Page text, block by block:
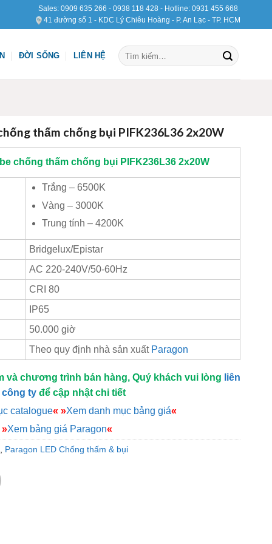
Sales: 0909 635 266 - 0938 118 428 - Hotline: 0931 455 668
41 đường số 1 - KDC Lý Chiêu Hoàng - P. An Lạc - TP. HCM
ĐỜI SỐNG LIÊN HỆ
Tìm
kiếm:
thấm chống bụi PIFK236L36 2x20W
chống thấm chống bụi PIFK236L36 2x20W
Trắng – 6500K
Vàng – 3000K
Trung tính – 4200K
Bridgelux/Epistar
AC 220-240V/50-60Hz
CRI 80
IP65
50.000 giờ
Theo quy định nhà sản xuất Paragon
và chương trình bán hàng, Quý khách vui lòng liên
công ty để cập nhật chi tiết
catalogue« »Xem danh mục bảng giá«
»Xem bảng giá Paragon«
, Paragon LED Chống thấm & bụi